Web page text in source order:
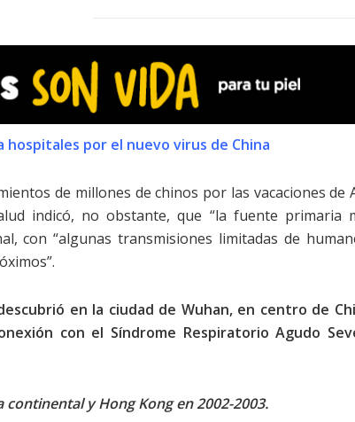
hospitales por el nuevo virus de China
de millones de chinos por las vacaciones de
indicó, no obstante, que “la fuente primaria
con “algunas transmisiones limitadas de
en la ciudad de Wuhan, en centro de
con el Síndrome Respiratorio Agudo
continental y Hong Kong en 2002-2003.